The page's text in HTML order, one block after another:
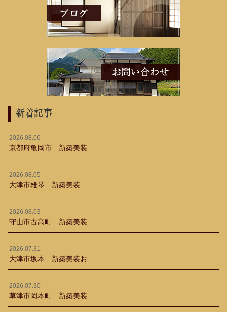
新着記事
2026.08.06
京都府亀岡市 新築美装
2026.08.05
大津市雄琴 新築美装
2026.08.03
守山市古高町 新築美装
2026.07.31
大津市坂本 新築美装お
2026.07.30
草津市岡本町 新築美装